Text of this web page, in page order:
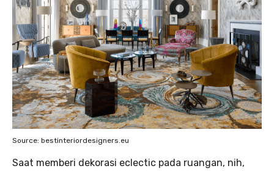
Source: bestinteriordesigners.eu
Saat memberi dekorasi eclectic pada ruangan, nih,